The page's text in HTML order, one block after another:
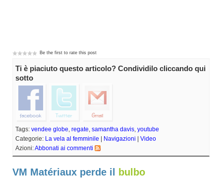
Be the first to rate this post
Ti è piaciuto questo articolo? Condividilo cliccando qui
sotto
Tags: vendee globe regate samantha davis youtube
Categorie: La vela al femminile | Navigazioni | Video
Azioni:Abbonati ai commenti
VM Matériaux perde il bulbo